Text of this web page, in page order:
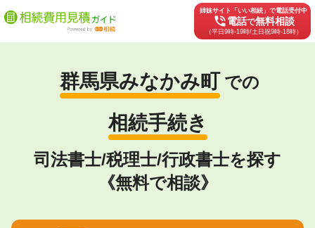
姉妹サイト「いい相続」で電話受付中
phone_in_talk電話で無料相談
（平日9時-19時/土日祝9時-18時）
群馬県みなかみ町 での
相続手続き
司法書士/税理士/行政書士を探す
《無料で相談》